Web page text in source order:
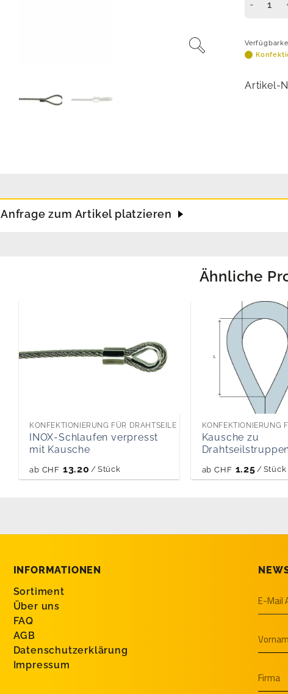
Artikel-
Anfrage zum Artikel platzieren
Ähnliche
KONFEKTIONIERUNG FÜR DRAHTSEILE
INOX-Schlaufen verpresst
mit Kausche
ab CHF 13.20 / Stück
KONFEKTIONIERUNG
Kausche zu
ab CHF 1.25 / Stück
INFORMATIONEN
Sortiment
Über uns
FAQ
AGB
Datenschutzerklärung
Impressum